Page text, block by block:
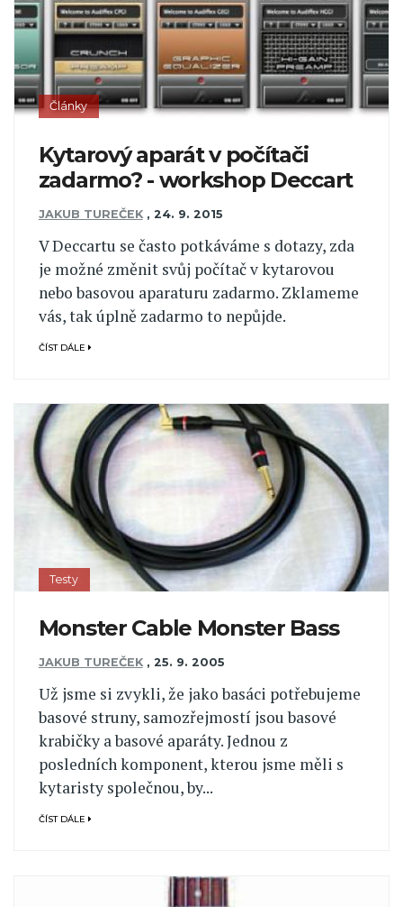
Články
Kytarový aparát v počítači
zadarmo? - workshop Deccart
JAKUB TUREČEK , 24. 9. 2015
V Deccartu se často potkáváme s dotazy, zda
je možné změnit svůj počítač v kytarovou
nebo basovou aparaturu zadarmo. Zklameme
vás, tak úplně zadarmo to nepůjde.
ČÍST DÁLE
Testy
Monster Cable Monster Bass
JAKUB TUREČEK , 25. 9. 2005
Už jsme si zvykli, že jako basáci potřebujeme
basové struny, samozřejmostí jsou basové
krabičky a basové aparáty. Jednou z
posledních komponent, kterou jsme měli s
kytaristy společnou, by...
ČÍST DÁLE